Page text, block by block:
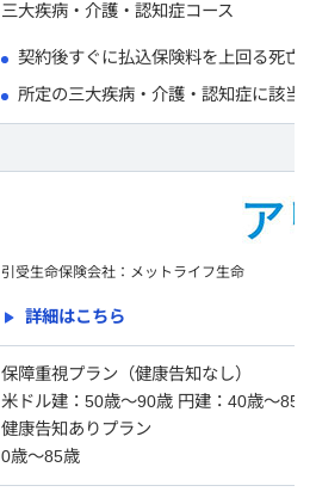
三大疾病・介護・認知症コース
契約後すぐに払込保険料を上回る死亡
所定の三大疾病・介護・認知症に該当
引受生命保険会社：メットライフ生命
詳細はこちら
保障重視プラン（健康告知なし）
米ドル建：50歳～90歳 円建：40歳～85歳
健康告知ありプラン
0歳～85歳